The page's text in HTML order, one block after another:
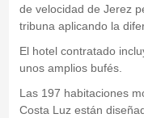
de velocidad de Jerez
tribuna aplicando la
El hotel contratado
unos amplios bufés.
Las 197 habitaciones
Costa Luz están